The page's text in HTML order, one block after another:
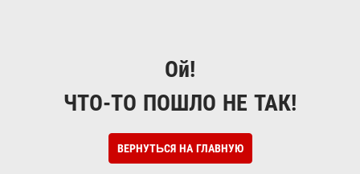
Ой!
ЧТО-ТО ПОШЛО НЕ ТАК!
ВЕРНУТЬСЯ НА ГЛАВНУЮ